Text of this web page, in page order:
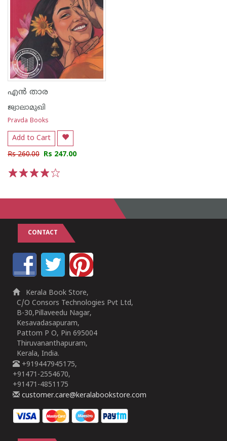
എൻ താര
ജ്വാലാമുഖി
Pravda Books
Add to Cart
Rs 260.00 Rs 247.00
CONTACT
Kerala Book Store,
C/O Consors Technologies Pvt Ltd,
B-30,Pillaveedu Nagar,
Kesavadasapuram,
Pattom P O, Pin 695004
Thiruvananthapuram,
Kerala, India.
+919447945175,
+91471-2554670,
+91471-4851175
customer.care@keralabookstore.com